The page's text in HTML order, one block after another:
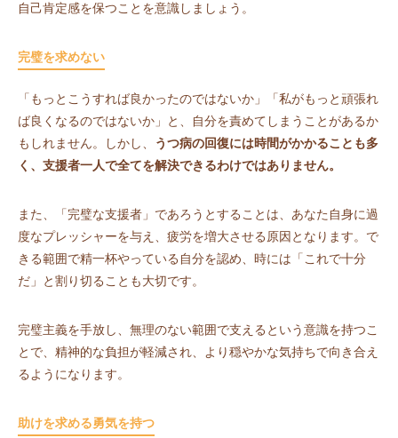
自己肯定感を保つことを意識しましょう。
完璧を求めない
「もっとこうすれば良かったのではないか」「私がもっと頑張れ
ば良くなるのではないか」と、自分を責めてしまうことがあるか
もしれません。しかし、
うつ病の回復には時間がかかることも多
く、支援者一人で全てを解決できるわけではありません。
また、「完璧な支援者」であろうとすることは、あなた自身に過
度なプレッシャーを与え、疲労を増大させる原因となります。で
きる範囲で精一杯やっている自分を認め、時には「これで十分
だ」と割り切ることも大切です。
完璧主義を手放し、無理のない範囲で支えるという意識を持つこ
とで、精神的な負担が軽減され、より穏やかな気持ちで向き合え
るようになります。
助けを求める勇気を持つ